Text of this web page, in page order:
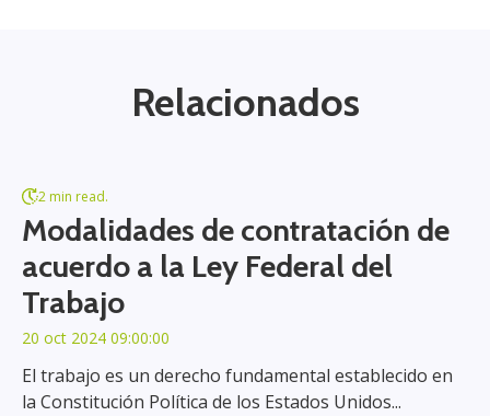
Relacionados
2 min read.
Modalidades de contratación de
acuerdo a la Ley Federal del
Trabajo
20 oct 2024 09:00:00
El trabajo es un derecho fundamental establecido en
la Constitución Política de los Estados Unidos...